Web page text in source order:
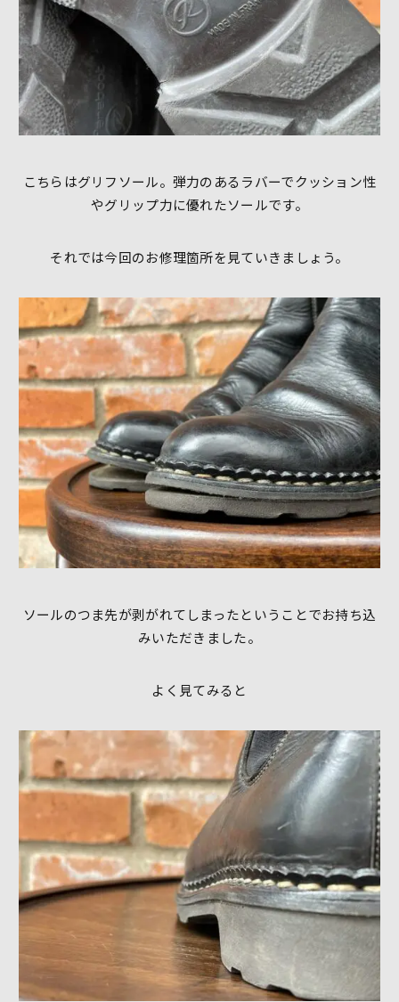
こちらはグリフソール。弾力のあるラバーでクッション性
やグリップ力に優れたソールです。
それでは今回のお修理箇所を見ていきましょう。
ソールのつま先が剥がれてしまったということでお持ち込
みいただきました。
よく見てみると